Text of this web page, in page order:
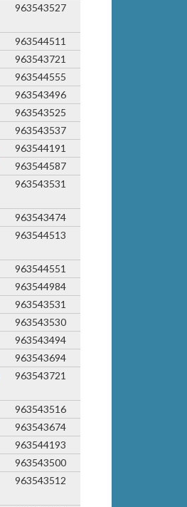
963543527
963544511
963543721
963544555
963543496
963543525
963543537
963544191
963544587
963543531
963543474
963544513
963544551
963544984
963543531
963543530
963543494
963543694
963543721
963543516
963543674
963544193
963543500
963543512